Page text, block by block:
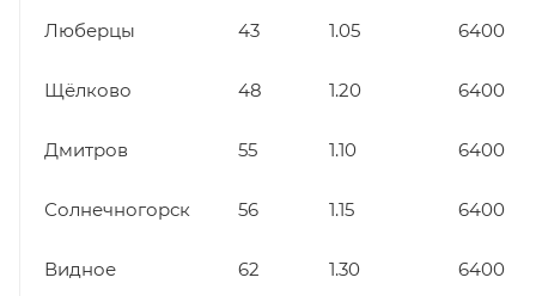
Люберцы 43 1.05 6400
Щёлково 48 1.20 6400
Дмитров 55 1.10 6400
Солнечногорск 56 1.15 6400
Видное 62 1.30 6400